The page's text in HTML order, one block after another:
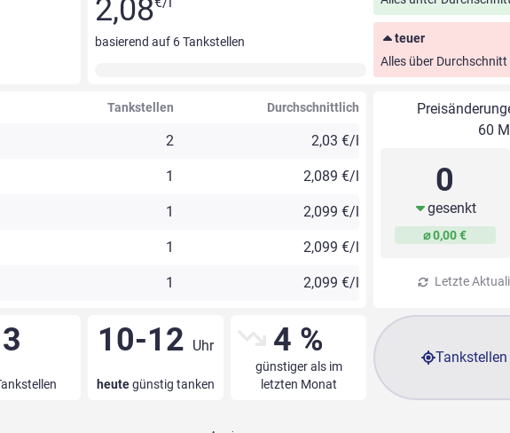
2,08
basierend auf 6Tankstellen
teuer
Alles über Durchschnitt
Tankstellen Durchschnittlich
2 2,03 €/l
1 2,089 €/l
1 2,099 €/l
1 2,099 €/l
1 2,099 €/l
60
0
gesenkt
⌀ 0,00 €
Letzte
3 10-12 Uhr
heutegünstig tanken
4 %
günstiger als im
letzten Monat